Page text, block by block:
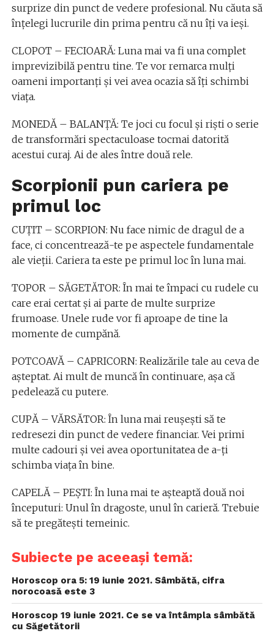
surprize din punct de vedere profesional. Nu căuta să
înțelegi lucrurile din prima pentru că nu îți va ieși.
CLOPOT – FECIOARĂ: Luna mai va fi una complet
imprevizibilă pentru tine. Te vor remarca mulți
oameni importanți și vei avea ocazia să îți schimbi
viața.
MONEDĂ – BALANȚĂ: Te joci cu focul și riști o serie
de transformări spectaculoase tocmai datorită
acestui curaj. Ai de ales între două rele.
Scorpionii pun cariera pe
primul loc
CUȚIT – SCORPION: Nu face nimic de dragul de a
face, ci concentrează-te pe aspectele fundamentale
ale vieții. Cariera ta este pe primul loc în luna mai.
TOPOR – SĂGETĂTOR: În mai te împaci cu rudele cu
care erai certat și ai parte de multe surprize
frumoase. Unele rude vor fi aproape de tine la
momente de cumpănă.
POTCOAVĂ – CAPRICORN: Realizările tale au ceva de
așteptat. Ai mult de muncă în continuare, așa că
pedelează cu putere.
CUPĂ – VĂRSĂTOR: În luna mai reușești să te
redresezi din punct de vedere financiar. Vei primi
multe cadouri și vei avea oportunitatea de a-ți
schimba viața în bine.
CAPELĂ – PEȘTI: În luna mai te așteaptă două noi
începuturi: Unul în dragoste, unul în carieră. Trebuie
să te pregătești temeinic.
Subiecte pe aceeași temă:
Horoscop ora 5: 19 iunie 2021. Sâmbătă, cifra
norocoasă este 3
Horoscop 19 iunie 2021. Ce se va întâmpla sâmbătă
cu Săgetătorii